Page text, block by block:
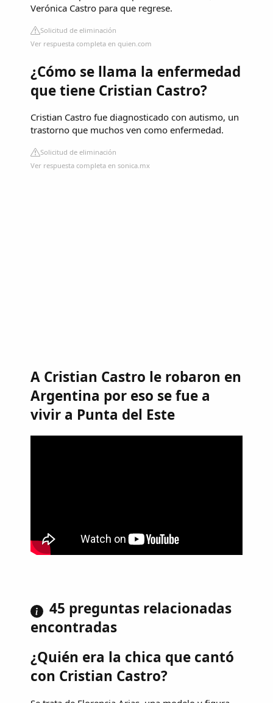
Verónica Castro para que regrese.
Solicitud de eliminación
Ver respuesta completa en quien.com
¿Cómo se llama la enfermedad
que tiene Cristian Castro?
Cristian Castro fue diagnosticado con autismo, un
trastorno que muchos ven como enfermedad.
Solicitud de eliminación
Ver respuesta completa en sonica.mx
A Cristian Castro le robaron en
Argentina por eso se fue a
vivir a Punta del Este
45 preguntas relacionadas
encontradas
¿Quién era la chica que cantó
con Cristian Castro?